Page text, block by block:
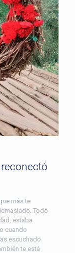
más te
Todo
estaba
cuando
escuchado
te está